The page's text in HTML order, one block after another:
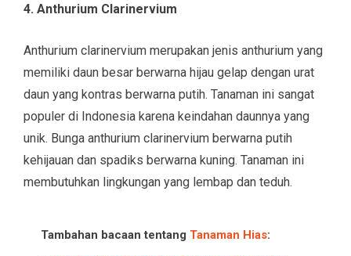
4. Anthurium Clarinervium
Anthurium clarinervium merupakan jenis anthurium yang
memiliki daun besar berwarna hijau gelap dengan urat
daun yang kontras berwarna putih. Tanaman ini sangat
populer di Indonesia karena keindahan daunnya yang
unik. Bunga anthurium clarinervium berwarna putih
kehijauan dan spadiks berwarna kuning. Tanaman ini
membutuhkan lingkungan yang lembap dan teduh.
Tambahan bacaan tentang Tanaman Hias: